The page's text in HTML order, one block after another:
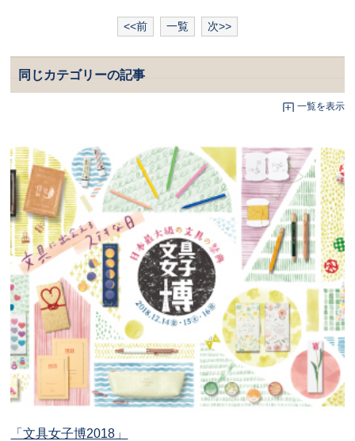
<<前 一覧 次>>
同じカテゴリーの記事
一覧を表示
「文具女子博2018」